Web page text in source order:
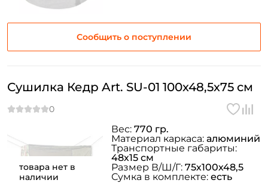
Сообщить о поступлении
товара нет в
наличии
Сушилка Кедр Art. SU-01 100х48,5х75 см
Вес: 770 гр.
Материал каркаса: алюминий
Транспортные габариты:
48х15 см
Размер В/Ш/Г: 75х100х48,5
Сумка в комплекте: есть